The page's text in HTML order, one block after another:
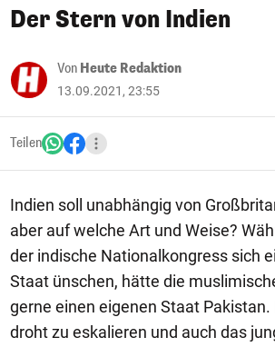
Der Stern von Indien
Von Heute Redaktion
13.09.2021, 23:55
Teilen
Indien soll unabhängig von
aber auf welche Art und Weise?
der indische Nationalkongress sich
Staat ünschen, hätte die
gerne einen eigenen Staat Pakistan.
droht zu eskalieren und auch das